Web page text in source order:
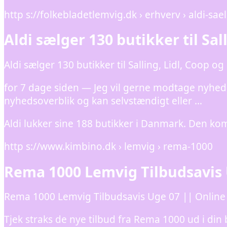
http s://folkebladetlemvig.dk › erhverv › aldi-
Aldi sælger 130 butikker til
Aldi sælger 130 butikker til Salling, Lidl, Coop
for 7 dage siden — Jeg vil gerne modtage
nyhedsoverblik og kan selvstændigt eller …
Aldi lukker sine 188 butikker i Danmark. Den
http s://www.kimbino.dk › lemvig › rema-1000
Rema 1000 Lemvig
Rema 1000 Lemvig Tilbudsavis Uge 07 ||
Tjek straks de nye tilbud fra Rema 1000 ud i